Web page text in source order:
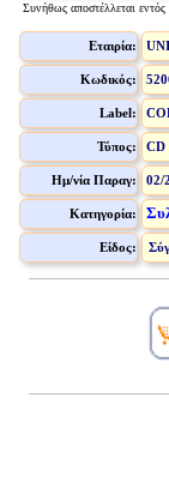
Συνήθως αποστέλλεται
Εταιρία:
Κωδικός:
Label:
Τύπος: CD
Ημ/νία Παραγ: 02/
Κατηγορία:
Είδος: